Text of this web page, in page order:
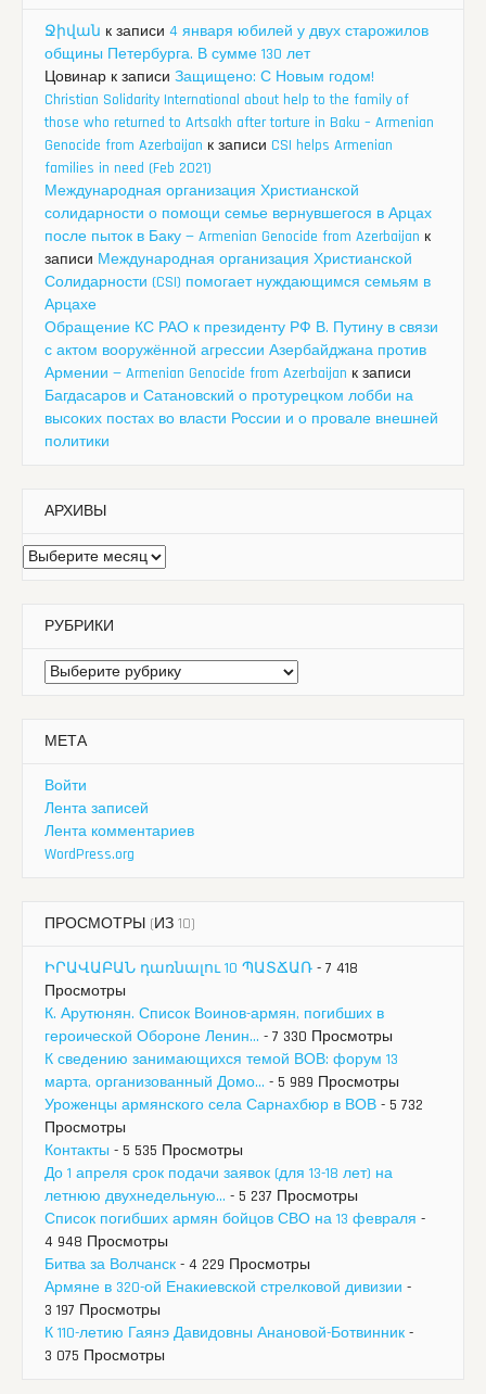
Ջիվան к записи 4 января юбилей у двух старожилов
общины Петербурга. В сумме 130 лет
Цовинар к записи Защищено: С Новым годом!
Christian Solidarity International about help to the family of
those who returned to Artsakh after torture in Baku – Armenian
Genocide from Azerbaijan к записи CSI helps Armenian
families in need (Feb 2021)
Международная организация Христианской
солидарности о помощи семье вернувшегося в Арцах
после пыток в Баку — Armenian Genocide from Azerbaijan к
записи Международная организация Христианской
Солидарности (CSI) помогает нуждающимся семьям в
Арцахе
Обращение КС РАО к президенту РФ В. Путину в связи
с актом вооружённой агрессии Азербайджана против
Армении — Armenian Genocide from Azerbaijan к записи
Багдасаров и Сатановский о протурецком лобби на
высоких постах во власти России и о провале внешней
политики
АРХИВЫ
Архивы
РУБРИКИ
Рубрики
МЕТА
Войти
Лента записей
Лента комментариев
WordPress.org
ПРОСМОТРЫ (ИЗ 10)
ԻՐԱՎԱԲԱՆ դառնալու 10 ՊԱՏՃԱՌ - 7 418
Просмотры
К. Арутюнян. Список Воинов-армян, погибших в
героической Обороне Ленин... - 7 330 Просмотры
К сведению занимающихся темой ВОВ: форум 13
марта, организованный Домо... - 5 989 Просмотры
Уроженцы армянского села Сарнахбюр в ВОВ - 5 732
Просмотры
Контакты - 5 535 Просмотры
До 1 апреля срок подачи заявок (для 13-18 лет) на
летнюю двухнедельную... - 5 237 Просмотры
Список погибших армян бойцов СВО на 13 февраля -
4 948 Просмотры
Битва за Волчанск - 4 229 Просмотры
Армяне в 320-ой Енакиевской стрелковой дивизии -
3 197 Просмотры
К 110-летию Гаянэ Давидовны Анановой-Ботвинник -
3 075 Просмотры